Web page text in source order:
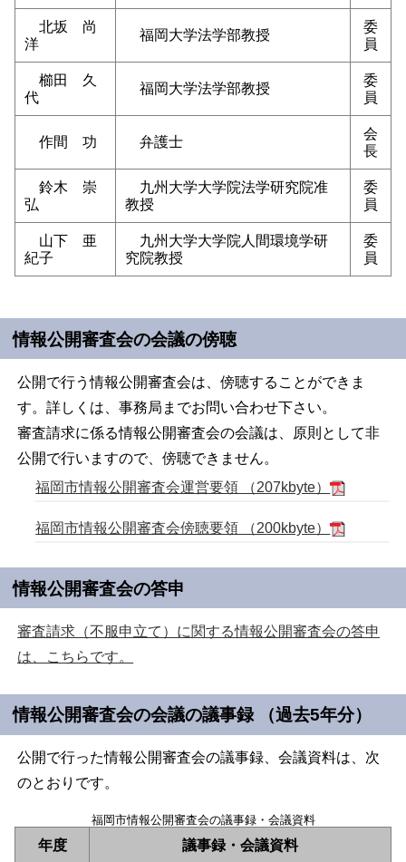
北坂 尚
洋
福岡大学法学部教授
委
員
櫛田 久
代
福岡大学法学部教授
委
員
作間 功 弁護士
会
長
鈴木 崇
弘
九州大学大学院法学研究院准
教授
委
員
山下 亜
紀子
九州大学大学院人間環境学研
究院教授
委
員
情報公開審査会の会議の傍聴
公開で行う情報公開審査会は、傍聴することができま
す。詳しくは、事務局までお問い合わせ下さい。
審査請求に係る情報公開審査会の会議は、原則として非
公開で行いますので、傍聴できません。
福岡市情報公開審査会運営要領 （207kbyte）
福岡市情報公開審査会傍聴要領 （200kbyte）
情報公開審査会の答申
審査請求（不服申立て）に関する情報公開審査会の答申
は、こちらです。
情報公開審査会の会議の議事録 （過去5年分）
公開で行った情報公開審査会の議事録、会議資料は、次
のとおりです。
福岡市情報公開審査会の議事録・会議資料
年度 議事録・会議資料